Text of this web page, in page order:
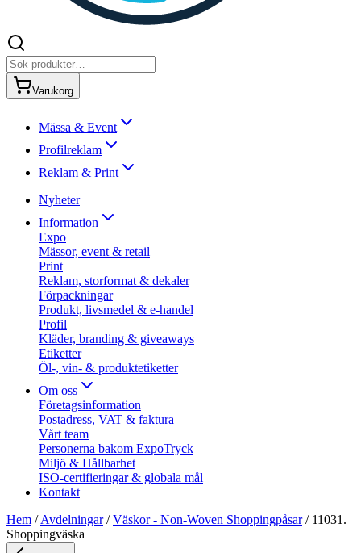
Varukorg
Mässa & Event
Profilreklam
Reklam & Print
Nyheter
Information
Expo
Mässor, event & retail
Print
Reklam, storformat & dekaler
Förpackningar
Produkt, livsmedel & e-handel
Profil
Kläder, branding & giveaways
Etiketter
Öl-, vin- & produktetiketter
Om oss
Företagsinformation
Postadress, VAT & faktura
Vårt team
Personerna bakom ExpoTryck
Miljö & Hållbarhet
ISO-certifieringar & globala mål
Kontakt
Hem /Avdelningar/Väskor - Non-Woven Shoppingpåsar/ 11031.
Shoppingväska